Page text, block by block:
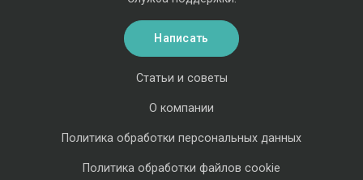
Статьи и советы
О компании
Политика обработки персональных данных
Политика обработки файлов cookie
Написать